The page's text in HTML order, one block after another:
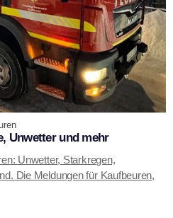
Unwetter und mehr
Unwetter, Starkregen,
Die Meldungen für Kaufbeuren,